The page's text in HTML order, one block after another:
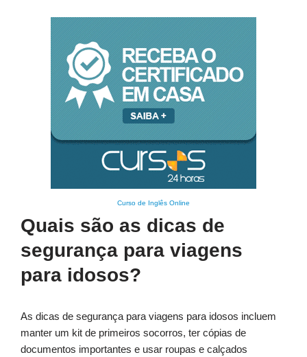
Curso de Inglês Online
Quais são as dicas de
segurança para viagens
para idosos?
As dicas de segurança para viagens para idosos incluem
manter um kit de primeiros socorros, ter cópias de
documentos importantes e usar roupas e calçados